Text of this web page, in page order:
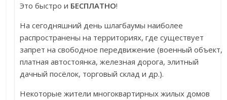
Это быстро и БЕСПЛАТНО!
На сегодняшний день шлагбаумы наиболее
распространены на территориях, где существует
запрет на свободное передвижение (военный объект,
платная автостоянка, железная дорога, элитный
дачный посёлок, торговый склад и др.).
Некоторые жители многоквартирных жилых домов